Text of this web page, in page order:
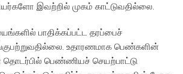
இவற்றில் முகம் காட்டுவதில்லை.
பாதிக்கப்பட்ட தரப்பைச்
உதாரணமாக பெண்களின்
பெண்ணியச் செயற்பாட்டு